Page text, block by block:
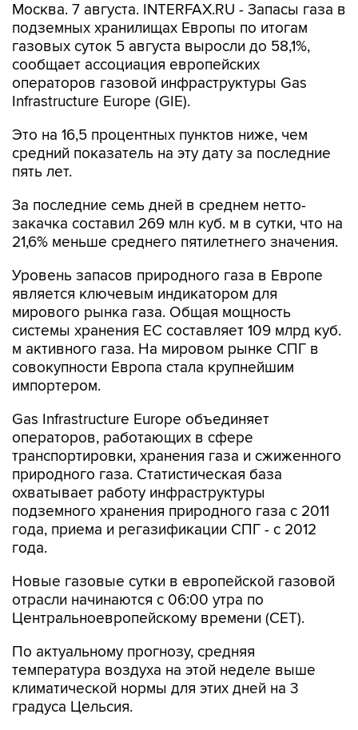
Москва. 7 августа. INTERFAX.RU - Запасы газа в
подземных хранилищах Европы по итогам
газовых суток 5 августа выросли до 58,1%,
сообщает ассоциация европейских
операторов газовой инфраструктуры Gas
Infrastructure Europe (GIE).
Это на 16,5 процентных пунктов ниже, чем
средний показатель на эту дату за последние
пять лет.
За последние семь дней в среднем нетто-
закачка составил 269 млн куб. м в сутки, что на
21,6% меньше среднего пятилетнего значения.
Уровень запасов природного газа в Европе
является ключевым индикатором для
мирового рынка газа. Общая мощность
системы хранения ЕС составляет 109 млрд куб.
м активного газа. На мировом рынке СПГ в
совокупности Европа стала крупнейшим
импортером.
Gas Infrastructure Europe объединяет
операторов, работающих в сфере
транспортировки, хранения газа и сжиженного
природного газа. Статистическая база
охватывает работу инфраструктуры
подземного хранения природного газа с 2011
года, приема и регазификации СПГ - с 2012
года.
Новые газовые сутки в европейской газовой
отрасли начинаются c 06:00 утра по
Центральноевропейскому времени (CET).
По актуальному прогнозу, средняя
температура воздуха на этой неделе выше
климатической нормы для этих дней на 3
градуса Цельсия.